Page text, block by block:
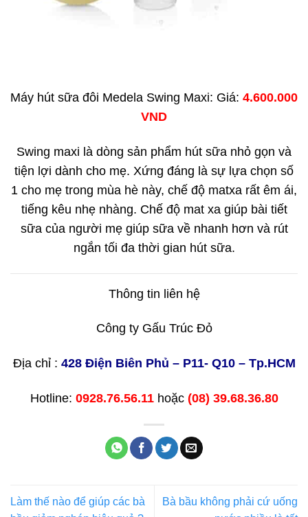
Máy hút sữa đôi Medela Swing Maxi: Giá: 4.600.000
VND
Swing maxi là dòng sản phẩm hút sữa nhỏ gọn và
tiện lợi dành cho mẹ. Xứng đáng là sự lựa chọn số
1 cho mẹ trong mùa hè này, chế độ matxa rất êm ái,
tiếng kêu nhẹ nhàng. Chế độ mat xa giúp bài tiết
sữa của người mẹ giúp sữa về nhanh hơn và rút
ngắn tối đa thời gian hút sữa.
Thông tin liên hệ
Công ty Gấu Trúc Đỏ
Địa chỉ : 428 Điện Biên Phủ – P11- Q10 – Tp.HCM
Hotline: 0928.76.56.11hoặc (08) 39.68.36.80
Làm thế nào để giúp các bà
Bà bầu không phải cứ uống